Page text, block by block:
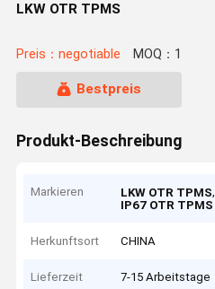
LKW OTR TPMS
Preis：negotiable MOQ：1
Bestpreis
Produkt-Beschreibung
Markieren LKW OTR TPMS,
IP67 OTR TPMS
Herkunftsort CHINA
Lieferzeit 7-15 Arbeitstage